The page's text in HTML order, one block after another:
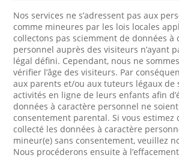
Nos services ne s’adressent pas aux
comme mineures par les lois locales
collectons pas sciemment de données à
personnel auprès des visiteurs n’ayant
légal défini. Cependant, nous ne
vérifier l’âge des visiteurs. Par
aux parents et/ou aux tuteurs légaux de
activités en ligne de leurs enfants afin
données à caractère personnel ne
consentement parental. Si vous estimez
collecté les données à caractère
mineur(e) sans consentement, veuillez
Nous procéderons ensuite à